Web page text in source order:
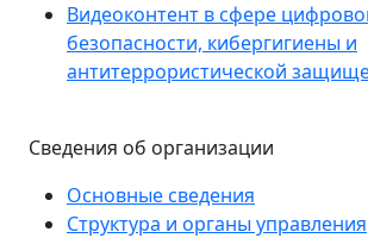
Видеоконтент в сфере
безопасности, кибергигиены и
антитеррористической
Сведения об организации
Основные сведения
Структура и органы управления